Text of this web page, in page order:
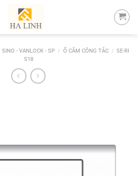
SINO - VANLOCK - SP / Ổ CẮM CÔNG TẮC / SE-RI
S18